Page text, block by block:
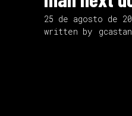
25 de agosto de
written by